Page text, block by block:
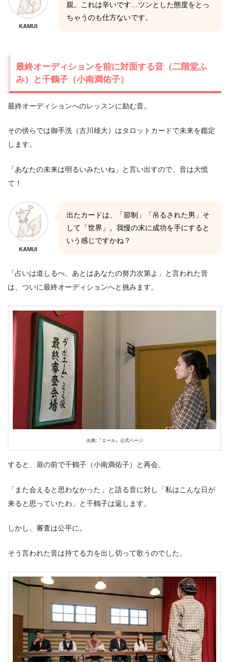
KAMUI
親。これは辛いです…ツンとした態度をとっ
ちゃうのも仕方ないです。
最終オーディションを前に対面する音（二階堂ふ
み）と千鶴子（小南満佑子）
最終オーディションへのレッスンに励む音。
その傍らでは御手洗（古川雄大）はタロットカードで未来を鑑定
します。
「あなたの未来は明るいみたいね」と言い出すので、音は大慌
て！
KAMUI
出たカードは、「節制」「吊るされた男」そ
して「世界」。我慢の末に成功を手にすると
いう感じですかね？
「占いは道しるべ、あとはあなたの努力次第よ」と言われた音
は、ついに最終オーディションへと挑みます。
出典:『エール』公式ページ
すると、扉の前で千鶴子（小南満佑子）と再会。
「また会えると思わなかった」と語る音に対し「私はこんな日が
来ると思っていたわ」と千鶴子は返します。
しかし、審査は公平に。
そう言われた音は持てる力を出し切って歌うのでした。